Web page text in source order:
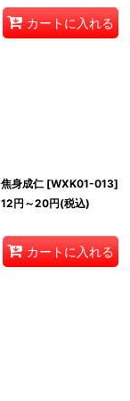
カートに入れる
焦身成仁 [WXK01-013]
12円 ～20円(税込)
カートに入れる